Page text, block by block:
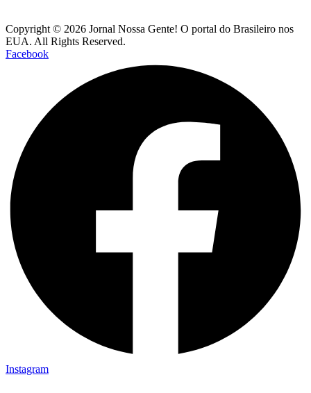
Copyright © 2026 Jornal Nossa Gente! O portal do Brasileiro nos
EUA. All Rights Reserved.
Facebook
Instagram